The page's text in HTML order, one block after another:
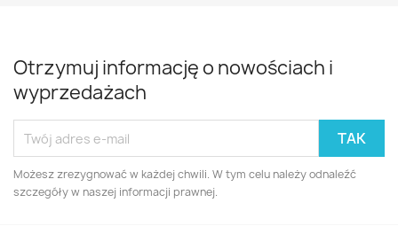
Otrzymuj informację o nowościach i
wyprzedażach
Możesz zrezygnować w każdej chwili. W tym celu należy odnaleźć
szczegóły w naszej informacji prawnej.